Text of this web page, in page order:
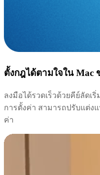
ตั้งกฎได้ตามใจใน Mac
ลงมือได้รวดเร็วด้วยคีย์ลัดเ
การตั้งค่า สามารถปรับแต่ง
ค่า